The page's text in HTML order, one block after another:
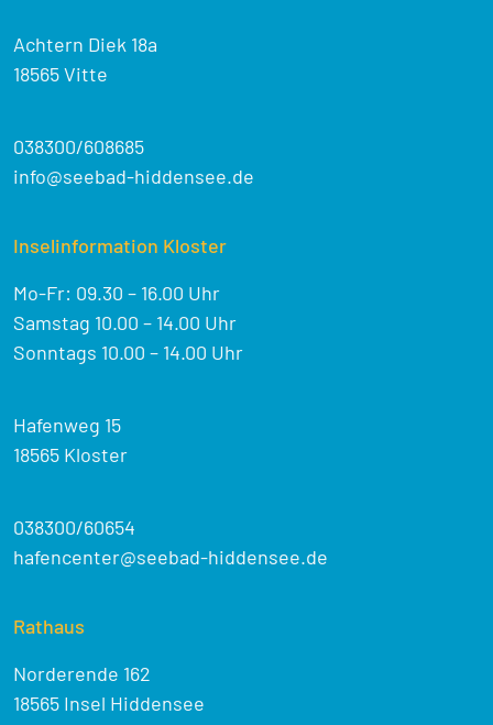
Achtern Diek 18a
18565 Vitte
038300/608685
info@seebad-hiddensee.de
Inselinformation Kloster
Mo-Fr: 09.30 – 16.00 Uhr
Samstag 10.00 – 14.00 Uhr
Sonntags 10.00 – 14.00 Uhr
Hafenweg 15
18565 Kloster
038300/60654
hafencenter@seebad-hiddensee.de
Rathaus
Norderende 162
18565 Insel Hiddensee